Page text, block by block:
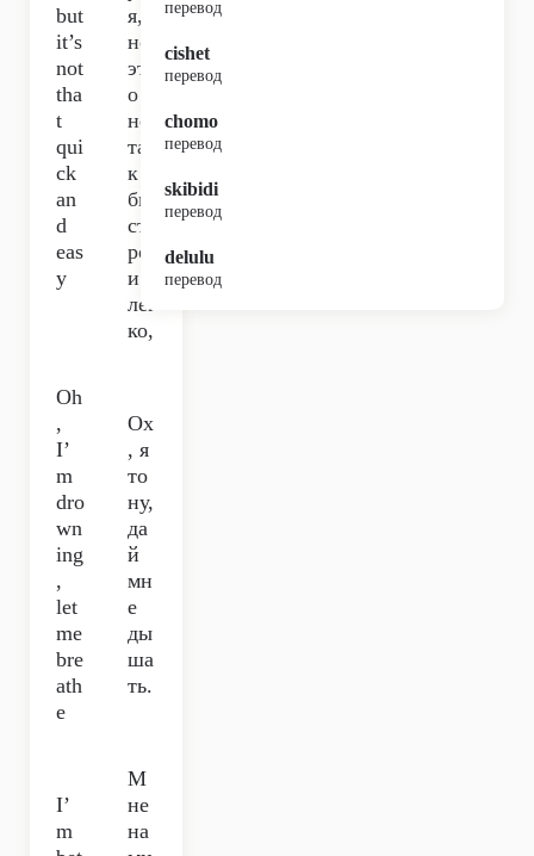
but
it’s
not
tha
t
qui
ck
an
d
eas
y
я,
но
эт
о
не
та
к
бы
ст
ро
и
лег
ко,
Oh
,
I’
m
dro
wn
ing
,
let
me
bre
ath
e
Ох
, я
то
ну,
да
й
мн
е
ды
ша
ть.
I’
m
М
не
на
перевод
cishet
перевод
chomo
перевод
skibidi
перевод
delulu
перевод